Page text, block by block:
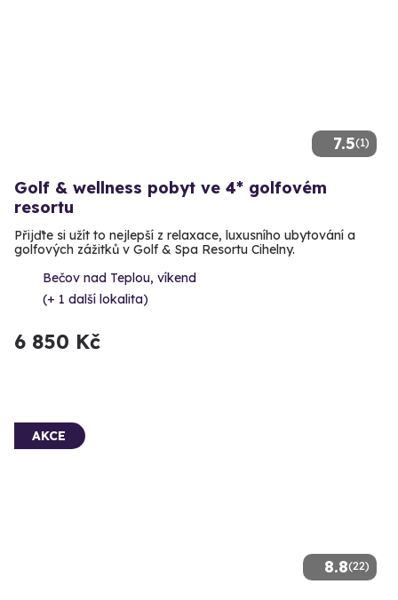
7.5(1)
Golf & wellness pobyt ve 4* golfovém
resortu
Přijďte si užít to nejlepší z relaxace, luxusního ubytování a
golfových zážitků v Golf & Spa Resortu Cihelny.
Bečov nad Teplou, víkend
(+ 1 další lokalita)
6 850 Kč
8.8(22)
AKCE